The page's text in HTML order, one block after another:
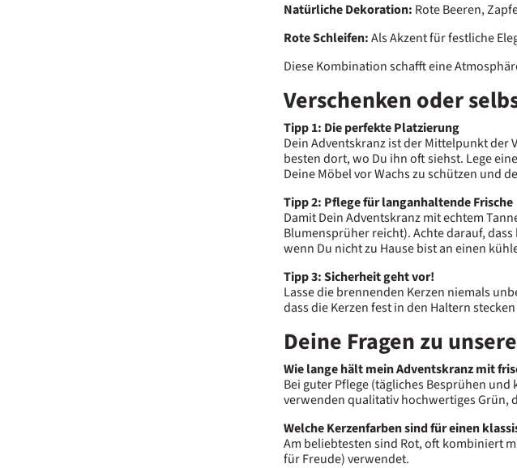
Natürliche Dekoration: Rote Beeren,
Rote Schleifen:Als Akzent für festliche
Diese Kombination schafft eine
Verschenken oder
Tipp 1: Die perfekte Platzierung
Dein Adventskranz ist der Mittelpunkt der
besten dort, wo Du ihn oft siehst. Lege
Deine Möbel vor Wachs zu schützen und
Tipp 2: Pflege für langanhaltende Frische
Damit Dein Adventskranz mit echtem
Blumensprüher reicht). Achte darauf,
wenn Du nicht zu Hause bist an einen
Tipp 3: Sicherheit geht vor!
Lasse die brennenden Kerzen niemals
dass die Kerzen fest in den Haltern
Deine Fragen zu
Wie lange hält mein Adventskranz mit
Bei guter Pflege (tägliches Besprühen
verwenden qualitativ hochwertiges Grün,
Welche Kerzenfarben sind für einen
Am beliebtesten sind Rot, oft kombiniert
für Freude) verwendet.